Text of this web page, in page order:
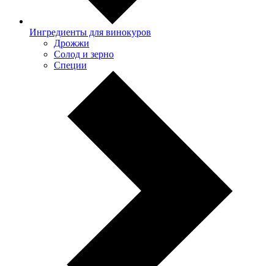
Ингредиенты для винокуров
Дрожжи
Солод и зерно
Специи